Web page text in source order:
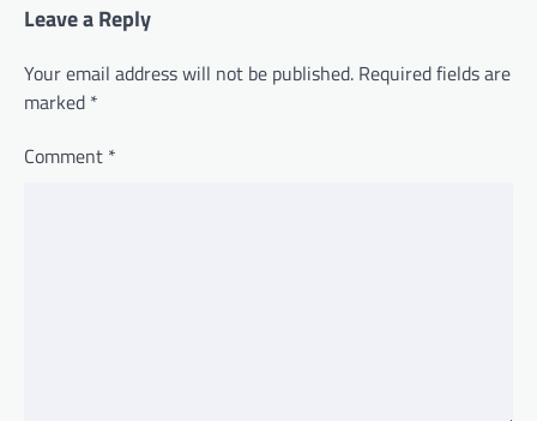
Leave a Reply
Your email address will not be published. Required fields are
marked *
Comment *